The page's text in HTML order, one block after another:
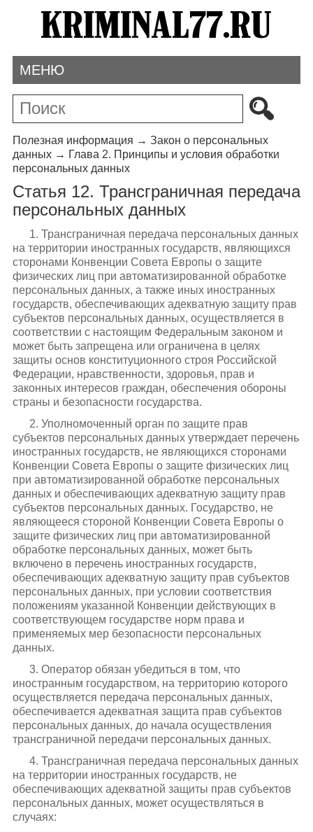
МЕНЮ
Полезная информация → Закон о персональных
данных→ Глава 2. Принципы и условия обработки
персональных данных
Статья 12. Трансграничная передача
персональных данных
1. Трансграничная передача персональных данных
на территории иностранных государств, являющихся
сторонами Конвенции Совета Европы о защите
физических лиц при автоматизированной обработке
персональных данных, а также иных иностранных
государств, обеспечивающих адекватную защиту прав
субъектов персональных данных, осуществляется в
соответствии с настоящим Федеральным законом и
может быть запрещена или ограничена в целях
защиты основ конституционного строя Российской
Федерации, нравственности, здоровья, прав и
законных интересов граждан, обеспечения обороны
страны и безопасности государства.
2. Уполномоченный орган по защите прав
субъектов персональных данных утверждает перечень
иностранных государств, не являющихся сторонами
Конвенции Совета Европы о защите физических лиц
при автоматизированной обработке персональных
данных и обеспечивающих адекватную защиту прав
субъектов персональных данных. Государство, не
являющееся стороной Конвенции Совета Европы о
защите физических лиц при автоматизированной
обработке персональных данных, может быть
включено в перечень иностранных государств,
обеспечивающих адекватную защиту прав субъектов
персональных данных, при условии соответствия
положениям указанной Конвенции действующих в
соответствующем государстве норм права и
применяемых мер безопасности персональных
данных.
3. Оператор обязан убедиться в том, что
иностранным государством, на территорию которого
осуществляется передача персональных данных,
обеспечивается адекватная защита прав субъектов
персональных данных, до начала осуществления
трансграничной передачи персональных данных.
4. Трансграничная передача персональных данных
на территории иностранных государств, не
обеспечивающих адекватной защиты прав субъектов
персональных данных, может осуществляться в
случаях: